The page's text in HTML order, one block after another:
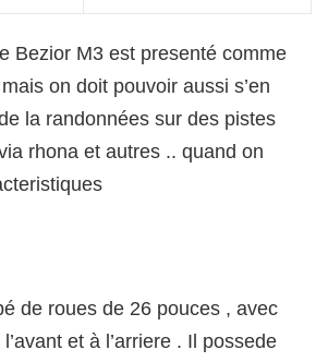
Bezior M3 est presenté comme
on doit pouvoir aussi s’en
la randonnées sur des pistes
rhona et autres .. quand on
de roues de 26 pouces , avec
et à l’arriere . Il possede